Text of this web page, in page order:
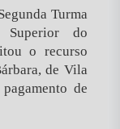
Turma
do
o recurso
de Vila
de